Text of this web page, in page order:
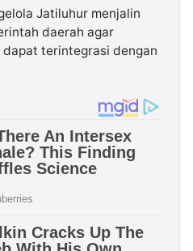
Jatiluhur menjalin
daerah agar
terintegrasi dengan